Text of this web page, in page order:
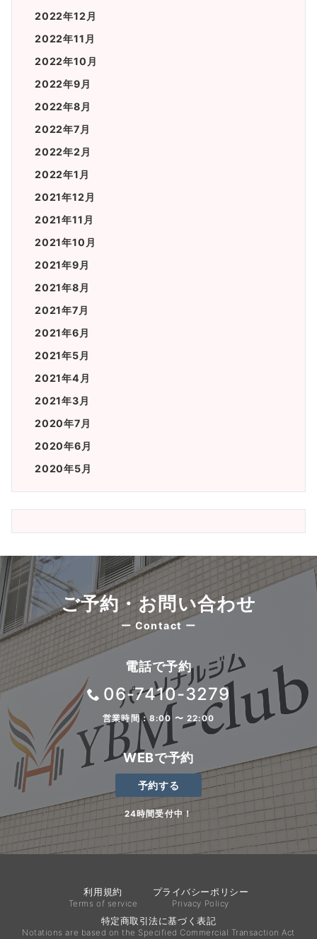
2022年12月
2022年11月
2022年10月
2022年9月
2022年8月
2022年7月
2022年2月
2022年1月
2021年12月
2021年11月
2021年10月
2021年9月
2021年8月
2021年7月
2021年6月
2021年5月
2021年4月
2021年3月
2020年7月
2020年6月
2020年5月
ご予約・お問い合わせ
ー Contact ー
電話で予約
06-7410-3279
営業時間：8:00 〜 22:00
WEBで予約
予約する
24時間受付中！
利用規約
Terms of service
プライバシーポリシー
Privacy Policy
特定商取引法に基づく表記
Notations are based on the Specified Commercial Transaction Act